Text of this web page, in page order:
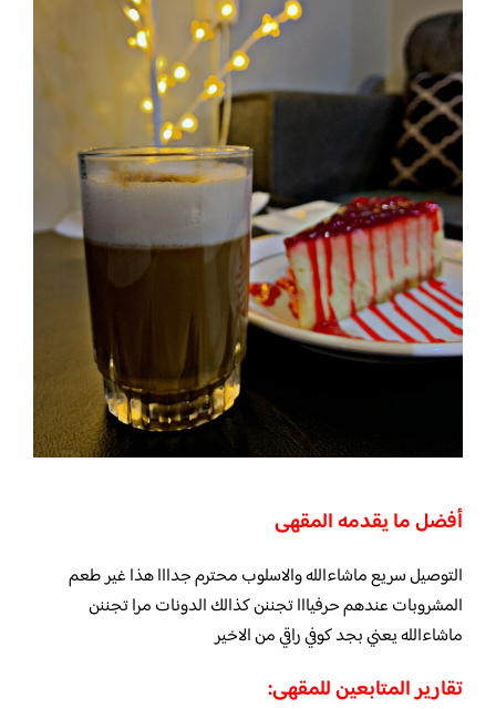
أفضل ما يقدمه المقهى
التوصيل سريع ماشاءالله والاسلوب محترم جدااا هذا غير طعم
المشروبات عندهم حرفيااا تجننن كذالك الدونات مرا تجننن
ماشاءالله يعني بجد كوفي راقي من الاخير
تقارير المتابعين للمقهى: